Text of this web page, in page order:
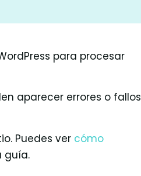
para procesar
aparecer errores o fallos
Puedes ver cómo
guía.